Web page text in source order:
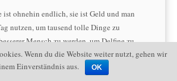
ist ohnehin endlich, sie ist Geld und man
nutzen, um tausend tolle Dinge zu
Mensch zu werden, um Delfine zu
– und das ist der Punkt – sollte einen
kreuzweise können! Wie gesagt, die
Wenn du die Website weiter nutzt, gehen wir
Einverständnis aus.
OK